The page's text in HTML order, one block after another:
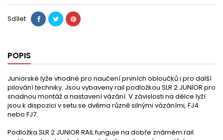
Sdílet
POPIS
Juniorské lyže vhodné pro naučení prvních obloučků i pro další
pilování techniky. Jsou vybaveny rail podložkou SLR 2 JUNIOR pro
snadnou montáž a nastavení vázání. V závislosti na délce lyží
jsou k dispozici v setu se dvěma různě silnými vázáními, FJ4
nebo FJ7.
Podložka SLR 2 JUNIOR RAIL funguje na dobře známém rail